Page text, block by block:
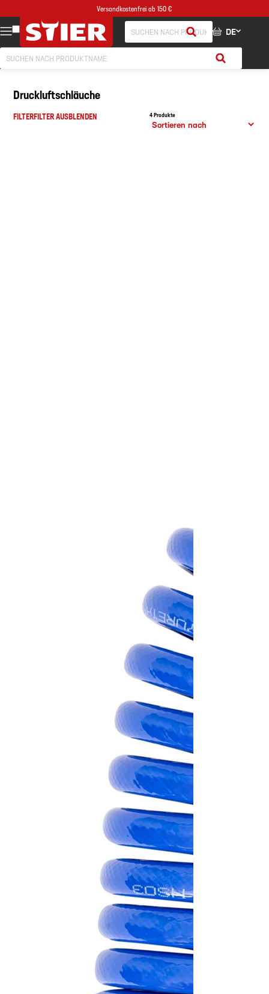
Versandkostenfrei ab 150 €
DE
FILTERFILTER AUSBLENDEN
Druckluftschläuche
4 Produkte